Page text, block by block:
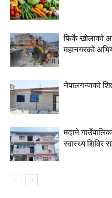
फिर्के खोलाको
महानगरको
नेपालगन्जको
मदाने
स्वास्थ्य शिविर